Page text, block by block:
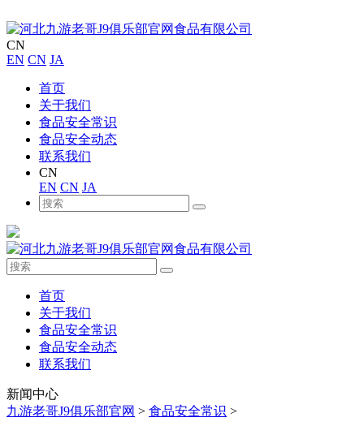
CN
EN CN JA
首页
关于我们
食品安全常识
食品安全动态
联系我们
CN
EN CN JA
首页
关于我们
食品安全常识
食品安全动态
联系我们
新闻中心
九游老哥J9俱乐部官网 > 食品安全常识 >